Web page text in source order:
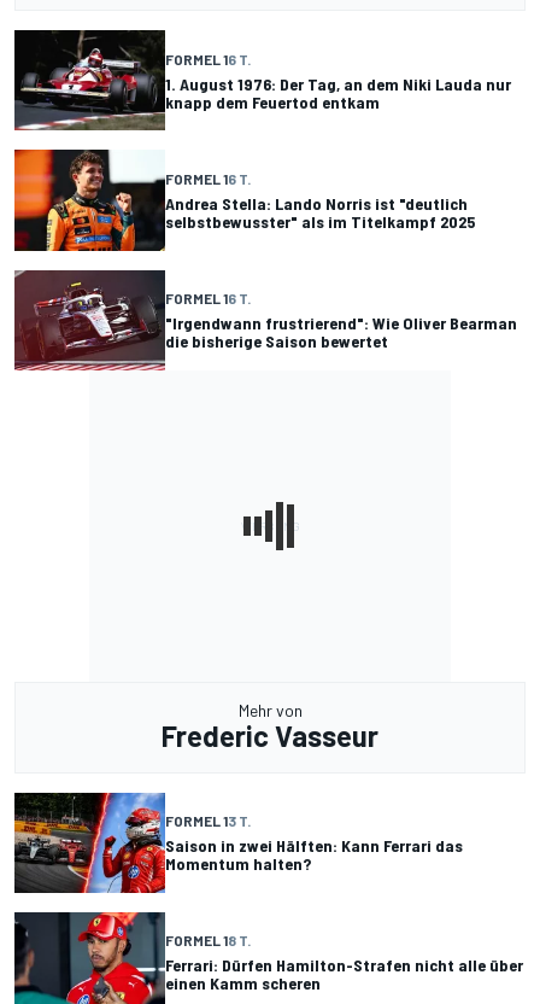
FORMEL 16 T.
1. August 1976: Der Tag, an dem Niki Lauda nur
knapp dem Feuertod entkam
FORMEL 16 T.
Andrea Stella: Lando Norris ist "deutlich
selbstbewusster" als im Titelkampf 2025
FORMEL 16 T.
"Irgendwann frustrierend": Wie Oliver Bearman
die bisherige Saison bewertet
Mehr von
Frederic Vasseur
FORMEL 13 T.
Saison in zwei Hälften: Kann Ferrari das
Momentum halten?
FORMEL 18 T.
Ferrari: Dürfen Hamilton-Strafen nicht alle über
einen Kamm scheren